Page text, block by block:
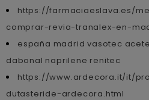
https://farmaciaeslava.es/
comprar-revia-tranalex-en-
españa madrid vasotec
dabonal naprilene renitec
https://www.ardecora.it/it/
dutasteride-ardecora.html